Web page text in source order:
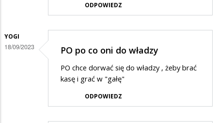
ODPOWIEDZ
YOGI
18/09/2023 PO po co oni do władzy
PO chce dorwać się do władzy , żeby brać
kasę i grać w "gałę"
ODPOWIEDZ